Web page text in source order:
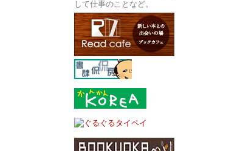
して仕事のことなど。